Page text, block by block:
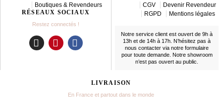
Boutiques & Revendeurs
RÉSEAUX SOCIAUX
Restez connectés !
I
P
F
b
o
CGV
Devenir Revendeur
RGPD
Mentions légales
Notre service client est ouvert de 9h à
13h et de 14h à 17h. N’hésitez pas à
nous contacter via notre formulaire
pour toute demande. Notre showroom
n’est pas ouvert au public.
LIVRAISON
En France et partout dans le monde